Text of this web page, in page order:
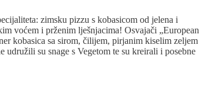
zimsku pizzu s kobasicom od jelena i
voćem i prženim lješnjacima! Osvajači „European
kobasica sa sirom, čilijem, pirjanim kiselim zeljem
su snage s Vegetom te su kreirali i posebne